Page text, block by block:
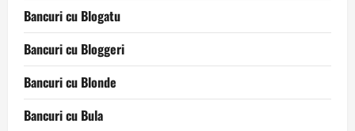
Bancuri cu Blogatu
Bancuri cu Bloggeri
Bancuri cu Blonde
Bancuri cu Bula